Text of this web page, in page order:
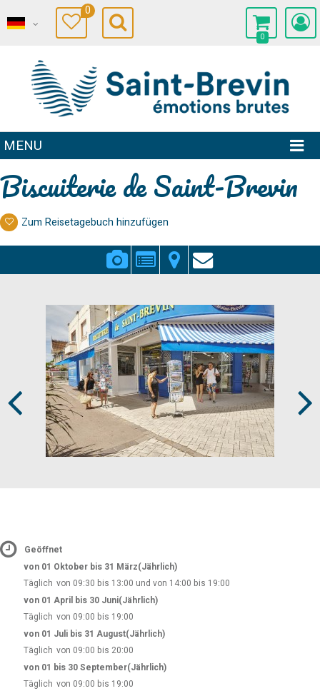
0
0
MENU
Biscuiterie de Saint-Brevin
Zum Reisetagebuch hinzufügen
Geöffnet
von 01 Oktober bis 31 März(Jährlich)
Täglich von 09:30 bis 13:00 und von 14:00 bis 19:00
von 01 April bis 30 Juni(Jährlich)
Täglich von 09:00 bis 19:00
von 01 Juli bis 31 August(Jährlich)
Täglich von 09:00 bis 20:00
von 01 bis 30 September(Jährlich)
Täglich von 09:00 bis 19:00